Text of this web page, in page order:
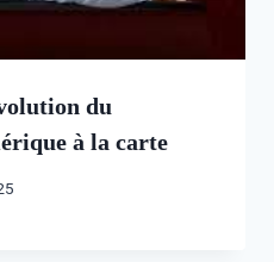
du
à la carte